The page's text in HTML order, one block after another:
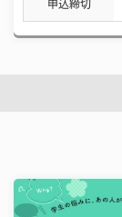
申込締切